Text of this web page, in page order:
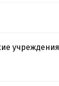
учреждения